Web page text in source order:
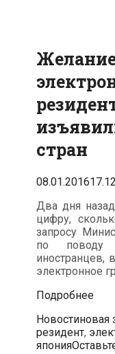
стран
08.01.2016
Два дня
цифру,
запросу
по поводу
иностранцев,
электронное
Подробнее
Рубрики
НовостиМетки
новая
резидент,
япония